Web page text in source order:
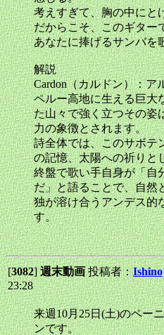
考えすぎて、胸の中にと
だからこそ、このギター
あなたに捧げるサンバを
解説
Cardon（カルドン）：ア
ペルー高地に生える巨大
た山々で強く立つその姿
力の象徴とされます。
詩全体では、このサボテ
の記憶、太陽への祈りと
終盤で歌い手自身が「自
だ」と語ることで、自然
独が溶け合うアンデス的
す。
[3082]週末動画投稿者：Ishino
23:28
来週10月25日(土)のペー
ンです。